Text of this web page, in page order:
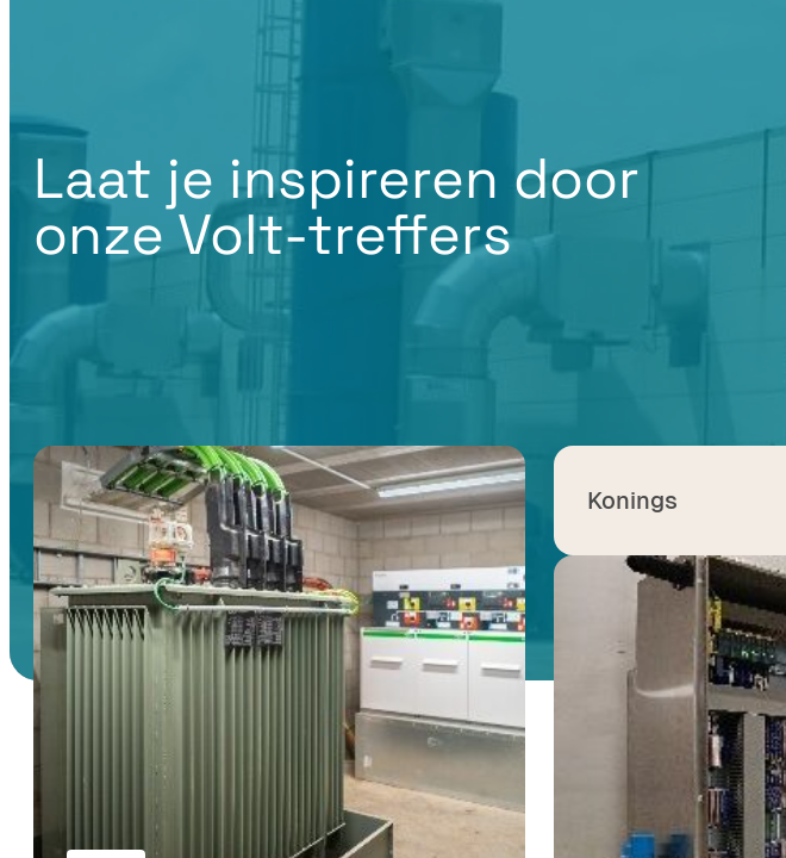
Laat je inspireren door
onze Volt-treffers
Konings